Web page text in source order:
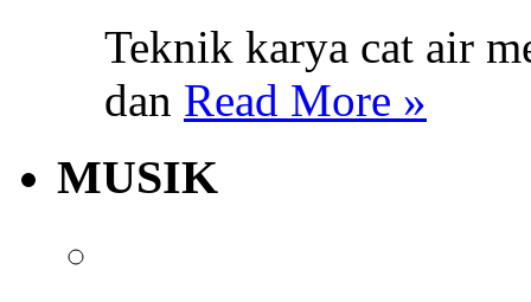
Teknik karya cat air
dan Read More »
MUSIK